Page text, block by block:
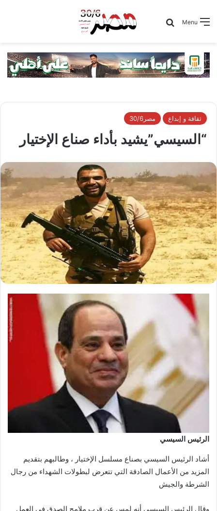
Menu
Search for
ثقافة و إبداع مصر30/6
“السيسي”يشيد بأداء صناع الإختيار
الرئيس السيسي
أشاد الرئيس السيسي بصناع مسلسل الإختيار ، وطالبهم بتقديم
المزيد من الأعمال الصادقة التي تتعرض لبطولات الشهداء من رجال
الشرطة والجيش
وقال الرئيس السيسي أنه لمس عن قرب ملامح الصدق في العمل